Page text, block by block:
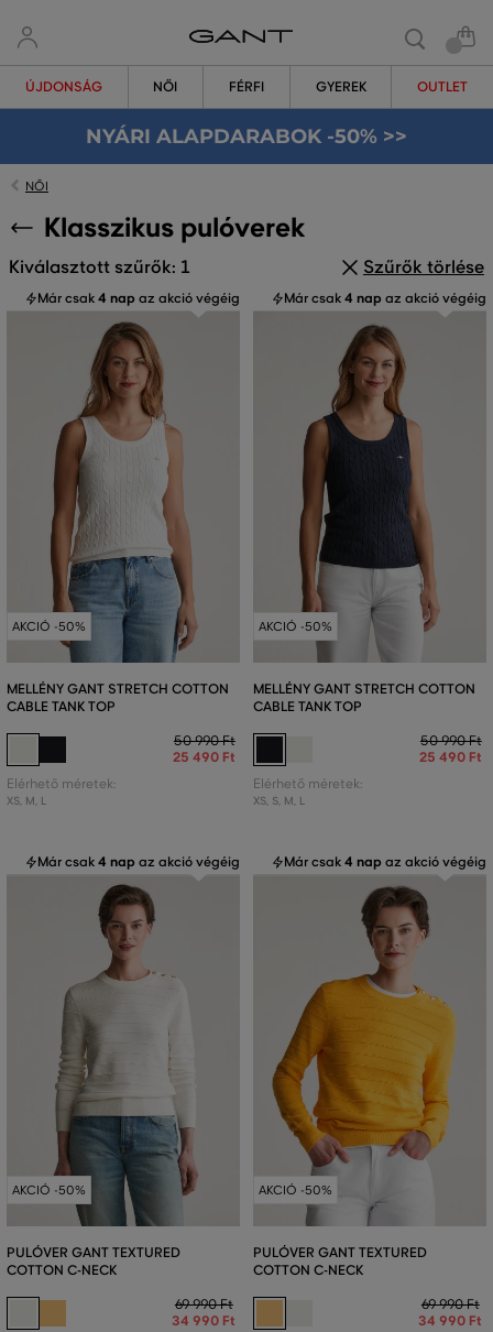
ÚJDONSÁG NŐI FÉRFI GYEREK OUTLET
NYÁRI ALAPDARABOK -50% >>
NŐI
Klasszikus pulóverek
Kiválasztott szűrők: 1 Szűrők törlése
Már csak4 nap az akció végéig
AKCIÓ -50%
MELLÉNY GANT STRETCH COTTON
CABLE TANK TOP
50 990 Ft
25 490 Ft
Elérhető méretek:
XS, M, L
Már csak4 nap az akció végéig
AKCIÓ -50%
MELLÉNY GANT STRETCH COTTON
CABLE TANK TOP
50 990 Ft
25 490 Ft
Elérhető méretek:
XS, S, M, L
Már csak4 nap az akció végéig
AKCIÓ -50%
PULÓVER GANT TEXTURED
COTTON C-NECK
69 990 Ft
34 990 Ft
Már csak4 nap az akció végéig
AKCIÓ -50%
PULÓVER GANT TEXTURED
COTTON C-NECK
69 990 Ft
34 990 Ft